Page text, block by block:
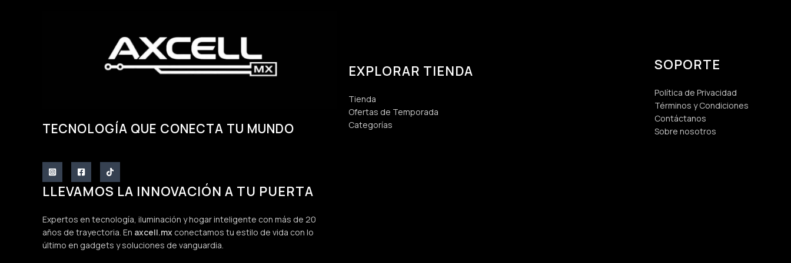
TECNOLOGÍA QUE CONECTA TU MUNDO
EXPLORAR TIENDA
Tienda
Ofertas de Temporada
Categorías
SOPORTE
Política de Privacidad
Términos y Condiciones
Contáctanos
Sobre nosotros
LLEVAMOS LA INNOVACIÓN A TU PUERTA
Expertos en tecnología, iluminación y hogar inteligente con más de 20
años de trayectoria. En axcell.mx conectamos tu estilo de vida con lo
último en gadgets y soluciones de vanguardia.